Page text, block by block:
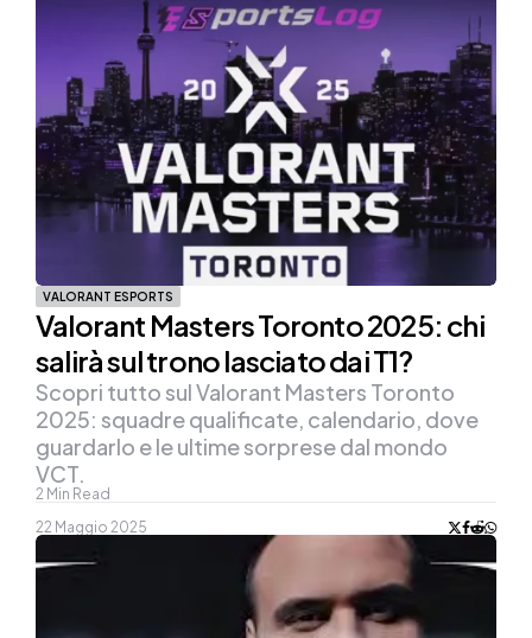
VALORANT ESPORTS
Valorant Masters Toronto 2025: chi
salirà sul trono lasciato dai T1?
2 Min Read
Scopri tutto sul Valorant Masters Toronto
2025: squadre qualificate, calendario, dove
guardarlo e le ultime sorprese dal mondo
VCT.
22 Maggio 2025